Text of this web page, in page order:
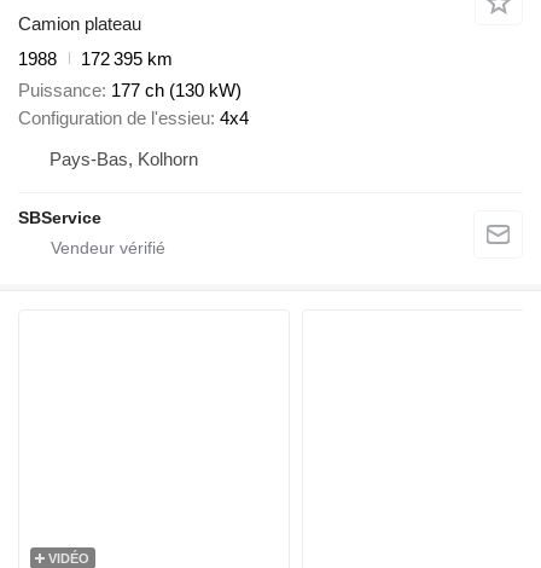
Camion plateau
1988
172 395 km
Puissance 177 ch (130 kW)
Configuration de l'essieu 4x4
Pays-Bas, Kolhorn
SBService
VIDÉO